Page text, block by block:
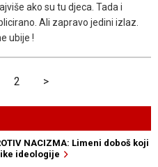
ako su tu djeca. Tada i
Ali zapravo jedini izlaz.
ubije !
2 >
NACIZMA: Limeni doboš koji
ideologije